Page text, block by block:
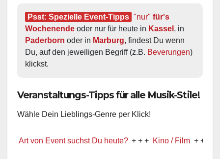
Psst: Spezielle Event-Tipps "nur" für's
Wochenende oder nur für heute in Kassel
Paderborn oder in Marburg, findest Du wenn
Du, auf den jeweiligen Begriff (z.B. Beverungen)
klickst.
Veranstaltungs-Tipps für alle Musik-Stile!
Wähle Dein Lieblings-Genre per Klick!
von Event suchst Du heute? + + + Kino / Film + + + Ww